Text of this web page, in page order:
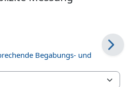
Begabungs- und